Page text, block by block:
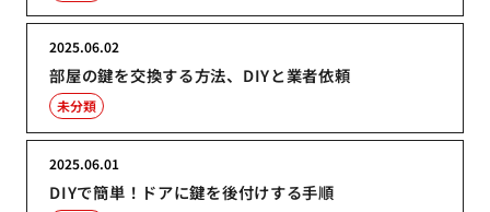
部屋の鍵を交換する方法、DIYと業者依頼
2025.06.02
未分類
DIYで簡単！ドアに鍵を後付けする手順
2025.06.01